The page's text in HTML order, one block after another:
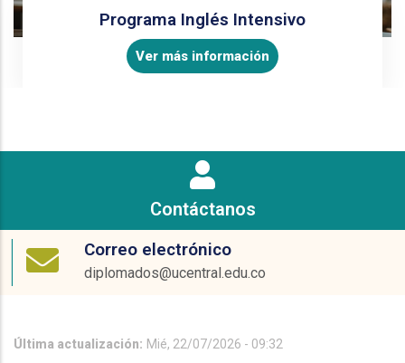
Programa Inglés Intensivo
Ver más información
Contáctanos
Correo electrónico
diplomados@ucentral.edu.co
Última actualización: Mié, 22/07/2026 - 09:32